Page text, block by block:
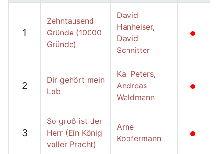
1
Zehntausend
Gründe (10000
Gründe)
David
Hanheiser,
David
Schnitter
2
Dir gehört mein
Lob
Kai Peters,
Andreas
Waldmann
3
So groß ist der
Herr (Ein König
voller Pracht)
Arne
Kopfermann